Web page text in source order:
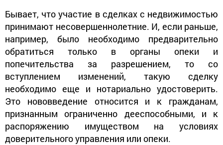
Бывает, что участие в сделках с недвижимостью
принимают несовершеннолетние. И, если раньше,
например, было необходимо предварительно
обратиться только в органы опеки и
попечительства за разрешением, то со
вступлением изменений, такую сделку
необходимо еще и нотариально удостоверить.
Это нововведение относится и к гражданам,
признанным ограниченно дееспособными, и к
распоряжению имуществом на условиях
доверительного управления или опеки.